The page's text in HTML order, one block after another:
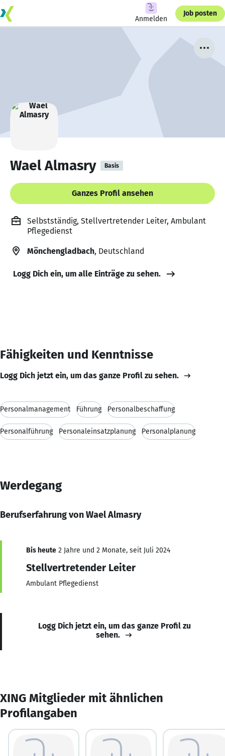
Anmelden
Job posten
Wael Almasry Basis
Ganzes Profil ansehen
Selbstständig, Stellvertretender Leiter, Ambulant
Pflegedienst
Mönchengladbach, Deutschland
Logg Dich ein, um alle Einträge zu sehen.
Fähigkeiten und Kenntnisse
Logg Dich jetzt ein, um das ganze Profil zu sehen.
Personalmanagement Führung Personalbeschaffung
Personalführung Personaleinsatzplanung Personalplanung
Werdegang
Berufserfahrung von Wael Almasry
Bis heute 2 Jahre und 2 Monate, seit Juli 2024
Stellvertretender Leiter
Ambulant Pflegedienst
Logg Dich jetzt ein, um das ganze Profil zu
sehen.
XING Mitglieder mit ähnlichen
Profilangaben